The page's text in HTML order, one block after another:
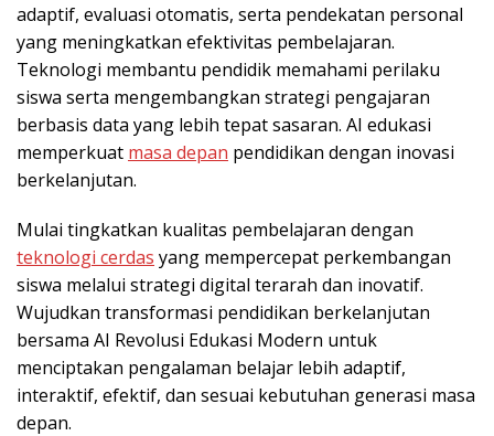
adaptif, evaluasi otomatis, serta pendekatan personal
yang meningkatkan efektivitas pembelajaran.
Teknologi membantu pendidik memahami perilaku
siswa serta mengembangkan strategi pengajaran
berbasis data yang lebih tepat sasaran. AI edukasi
memperkuat masa depan pendidikan dengan inovasi
berkelanjutan.
Mulai tingkatkan kualitas pembelajaran dengan
teknologi cerdas yang mempercepat perkembangan
siswa melalui strategi digital terarah dan inovatif.
Wujudkan transformasi pendidikan berkelanjutan
bersama AI Revolusi Edukasi Modern untuk
menciptakan pengalaman belajar lebih adaptif,
interaktif, efektif, dan sesuai kebutuhan generasi masa
depan.